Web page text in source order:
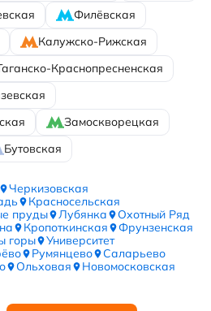
Филёвская
Калужско-Рижская
Краснопресненская
Замоскворецкая
Бутовская
Черкизовская
Красносельская
пруды Лубянка
Охотный Ряд
Кропоткинская
Фрунзенская
горы
Университет
Румянцево
Саларьево
Ольховая
Новомосковская